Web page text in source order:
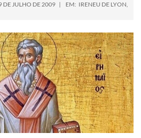
DE JULHO DE 2009 EM: IRENEU DE LYON,